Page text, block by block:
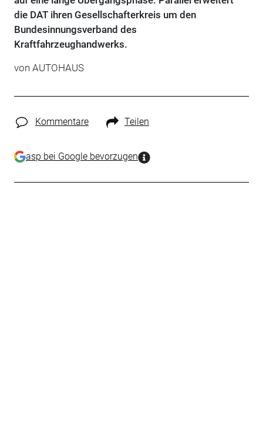
die DAT ihren Gesellschafterkreis um den
Bundesinnungsverband des
Kraftfahrzeughandwerks.
von AUTOHAUS
Kommentare Teilen
asp bei Google bevorzugen